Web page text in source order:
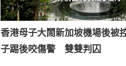
香港母子大鬧新加坡機場後
子踢後咬傷警 雙雙判囚